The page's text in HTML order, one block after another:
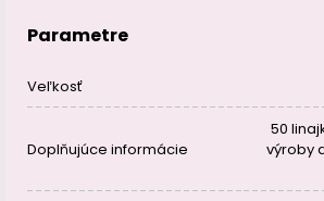
Parametre
Veľkosť
Doplňujúce informácie
50
výroby